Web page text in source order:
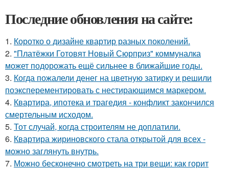
Последние обновления на сайте:
1. Коротко о дизайне квартир разных поколений.
2. "Платёжки Готовят Новый Сюрприз" коммуналка
может подорожать ещё сильнее в ближайшие годы.
3. Когда пожалели денег на цветную затирку и решили
поэксперементировать с нестирающимся маркером.
4. Квартира, ипотека и трагедия - конфликт закончился
смертельным исходом.
5. Тот случай, когда строителям не доплатили.
6. Квартира жириновского стала открытой для всех -
можно заглянуть внутрь.
7. Можно бесконечно смотреть на три вещи: как горит